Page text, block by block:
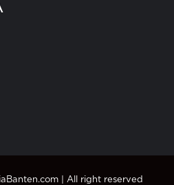
| All right reserved